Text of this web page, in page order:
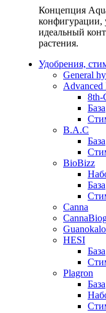
Концепция
конфигурации,
идеальный
растения.
Удобрения,
General
Advanced
8th-
База
B.A.C
База
BioBizz
База
Canna
HESI
База
Plagron
База